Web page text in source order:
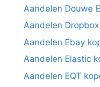
Aandelen Douwe
Aandelen
Aandelen Ebay
Aandelen Elastic
Aandelen EQT